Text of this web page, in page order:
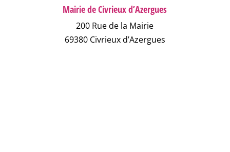
Mairie de Civrieux d’Azergues
200 Rue de la Mairie
69380 Civrieux d’Azergues